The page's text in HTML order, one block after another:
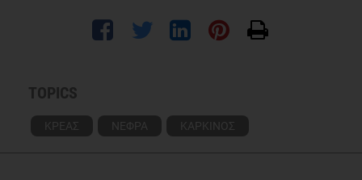
TOPICS
ΚΡΕΑΣ ΝΕΦΡΑ ΚΑΡΚΙΝΟΣ